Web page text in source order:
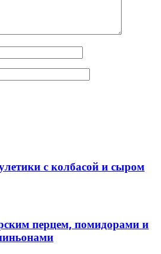
с колбасой и сыром
перцем, помидорами и